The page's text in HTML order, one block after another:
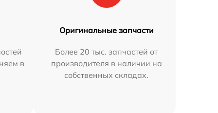
в
Оригинальные запчасти
Более 20 тыс. запчастей от
производителя в наличии на
собственных складах.